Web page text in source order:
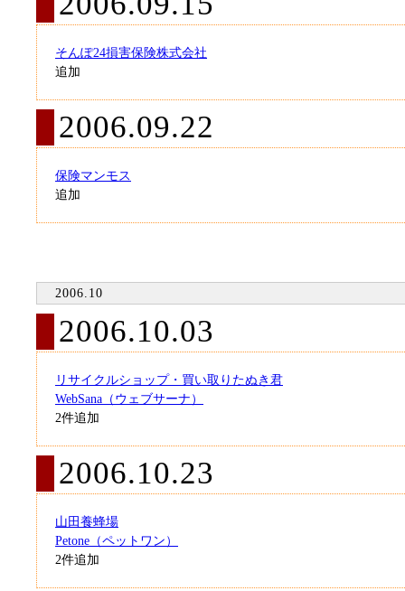
そんぽ24損害保険株式会社
追加
2006.09.22
保険マンモス
追加
2006.10
2006.10.03
リサイクルショップ・買い取りたぬき君
WebSana（ウェブサーナ）
2件追加
2006.10.23
山田養蜂場
Petone（ペットワン）
2件追加